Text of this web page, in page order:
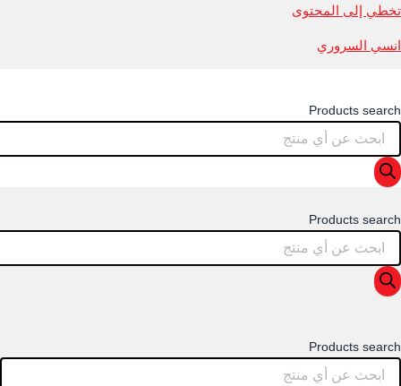
تخطي إلى المحتوى
انسي السروري
Products search
Products search
Products search